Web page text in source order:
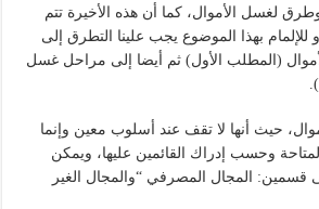
لغسل الأموال، كما أن هذه الأخيرة تتم
بهذا الموضوع يجب علينا التطرق إلى
(المطلب الأول) ثم أيضا إلى مراحل غسل
حيث أنها لا تقف عند أسلوب معين وإنما
وحسب إدراك القائمين عليها، ويمكن
قسمين: المجال المصرفي “والمجال الغير